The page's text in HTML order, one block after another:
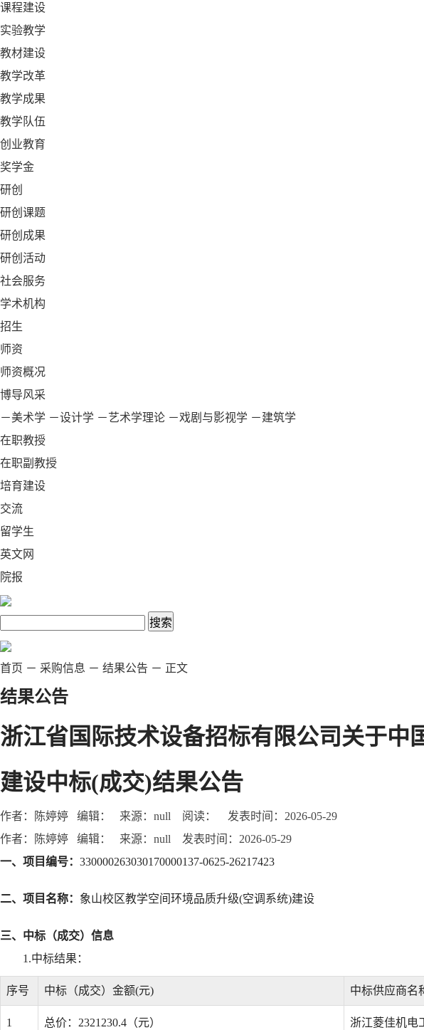
课程建设
实验教学
教材建设
教学改革
教学成果
教学队伍
创业教育
奖学金
研创
研创课题
研创成果
研创活动
社会服务
学术机构
招生
师资
师资概况
博导风采
－美术学 －设计学 －艺术学理论 －戏剧与影视学 －建筑学
在职教授
在职副教授
培育建设
交流
留学生
英文网
院报
首页 － 采购信息 － 结果公告 － 正文
结果公告
浙江省国际技术设备招标有限公司关于
建设中标(成交)结果公告
作者：陈婷婷 编辑： 来源：null 阅读：
发表时间：2026-05-29
作者：陈婷婷 编辑： 来源：null 发表时间：2026-05-29
一、项目编号： 330000263030170000137-0625-26217423
二、项目名称： 象山校区教学空间环境品质升级(空调系统)建设
三、中标（成交）信息
1.中标结果：
序号 中标（成交）金额(元) 中标供应商名
1 总价：2321230.4（元） 浙江菱佳机电